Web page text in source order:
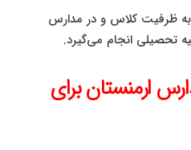
ظرفیت کلاس و در مدارس
تحصیلی انجام می‌گیرد.
ارمنستان برای